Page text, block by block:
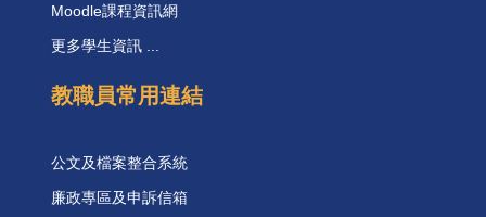
Moodle課程資訊網
更多學生資訊 ...
教職員常用連結
公文及檔案整合系統
廉政專區及申訴信箱